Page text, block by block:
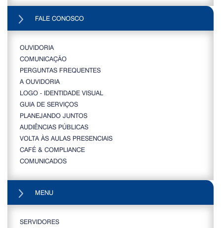
FALE CONOSCO
OUVIDORIA
COMUNICAÇÃO
PERGUNTAS FREQUENTES
A OUVIDORIA
LOGO - IDENTIDADE VISUAL
GUIA DE SERVIÇOS
PLANEJANDO JUNTOS
AUDIÊNCIAS PÚBLICAS
VOLTA ÀS AULAS PRESENCIAIS
CAFÉ & COMPLIANCE
COMUNICADOS
MENU
SERVIDORES